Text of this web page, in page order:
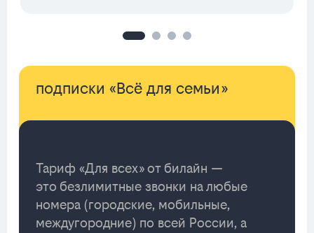
подписки «Всё для семьи»
Тариф «Для всех» от билайн —
это безлимитные звонки на любые
номера (городские, мобильные,
междугородние) по всей России, а